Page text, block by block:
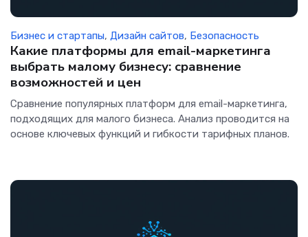
Бизнес и стартапы, Дизайн сайтов, Безопасность
Какие платформы для email-маркетинга
выбрать малому бизнесу: сравнение
возможностей и цен
Сравнение популярных платформ для email-маркетинга,
подходящих для малого бизнеса. Анализ проводится на
основе ключевых функций и гибкости тарифных планов.